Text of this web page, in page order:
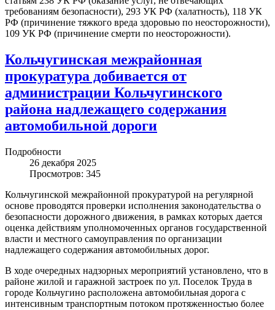
требованиям безопасности), 293 УК РФ (халатность), 118 УК
РФ (причинение тяжкого вреда здоровью по неосторожности),
109 УК РФ (причинение смерти по неосторожности).
Кольчугинская межрайонная
прокуратура добивается от
администрации Кольчугинского
района надлежащего содержания
автомобильной дороги
Подробности
26 декабря 2025
Просмотров: 345
Кольчугинской межрайонной прокуратурой на регулярной
основе проводятся проверки исполнения законодательства о
безопасности дорожного движения, в рамках которых дается
оценка действиям уполномоченных органов государственной
власти и местного самоуправления по организации
надлежащего содержания автомобильных дорог.
В ходе очередных надзорных мероприятий установлено, что в
районе жилой и гаражной застроек по ул. Поселок Труда в
городе Кольчугино расположена автомобильная дорога с
интенсивным транспортным потоком протяженностью более